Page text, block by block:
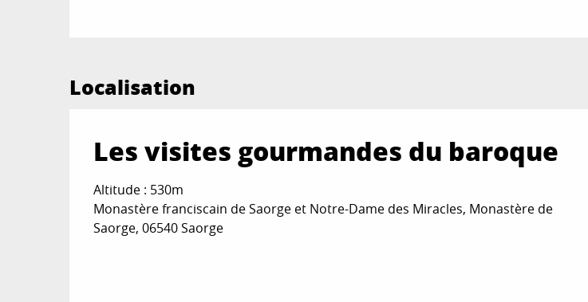
Localisation
Les visites gourmandes du baroque
Altitude : 530m
Monastère franciscain de Saorge et Notre-Dame des Miracles, Monastère de
Saorge, 06540 Saorge